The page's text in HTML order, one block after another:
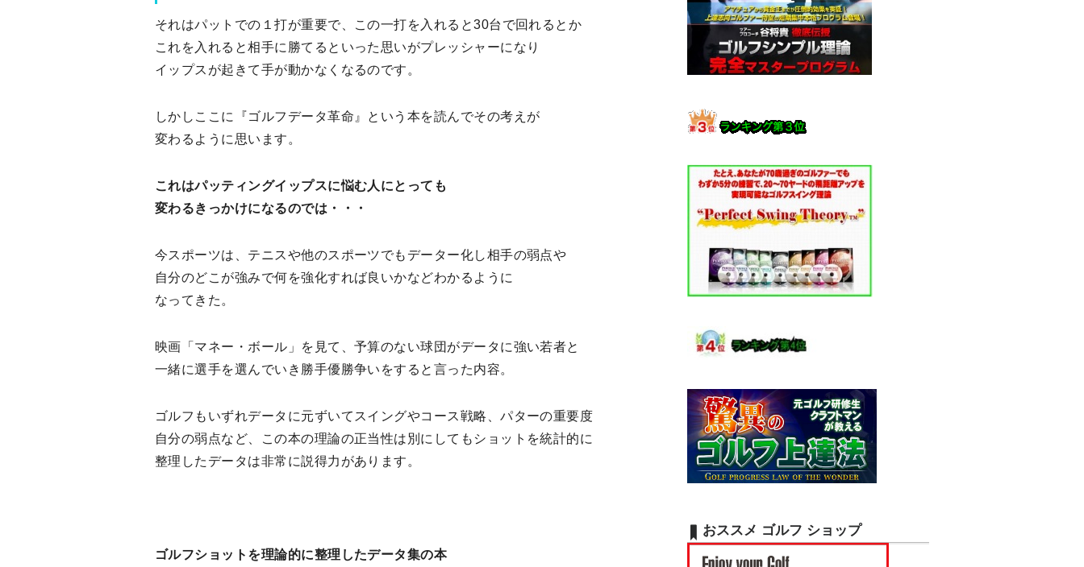
それはパットでの１打が重要で、この一打を入れると30台で回れるとか
これを入れると相手に勝てるといった思いがプレッシャーになり
イップスが起きて手が動かなくなるのです。
しかしここに『ゴルフデータ革命』という本を読んでその考えが
変わるように思います。
これはパッティングイップスに悩む人にとっても
変わるきっかけになるのでは・・・
今スポーツは、テニスや他のスポーツでもデーター化し相手の弱点や
自分のどこが強みで何を強化すれば良いかなどわかるように
なってきた。
映画「マネー・ボール」を見て、予算のない球団がデータに強い若者と
一緒に選手を選んでいき勝手優勝争いをすると言った内容。
ゴルフもいずれデータに元ずいてスイングやコース戦略、パターの重要度
自分の弱点など、この本の理論の正当性は別にしてもショットを統計的に
整理したデータは非常に説得力があります。
ゴルフショットを理論的に整理したデータ集の本
おススメ ゴルフ ショップ